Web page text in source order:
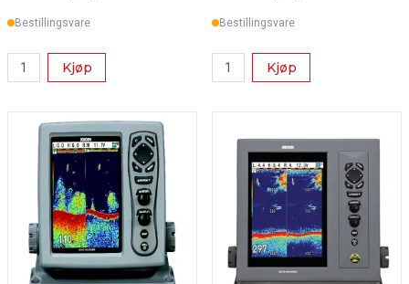
Bestillingsvare
Kjøp
Bestillingsvare
Kjøp